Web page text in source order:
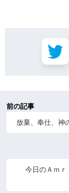
前の記事
放棄、奉仕、神
今日のＡｍ